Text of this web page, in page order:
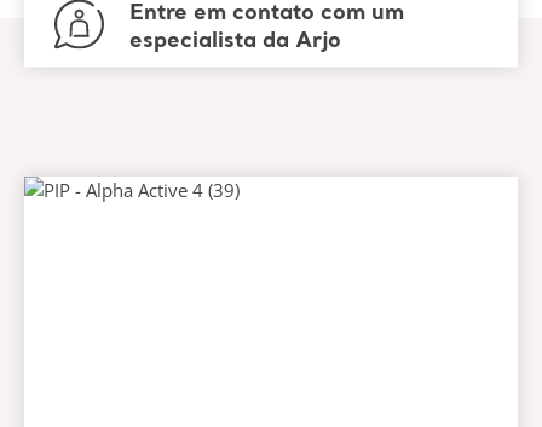
Entre em contato com um
especialista da Arjo